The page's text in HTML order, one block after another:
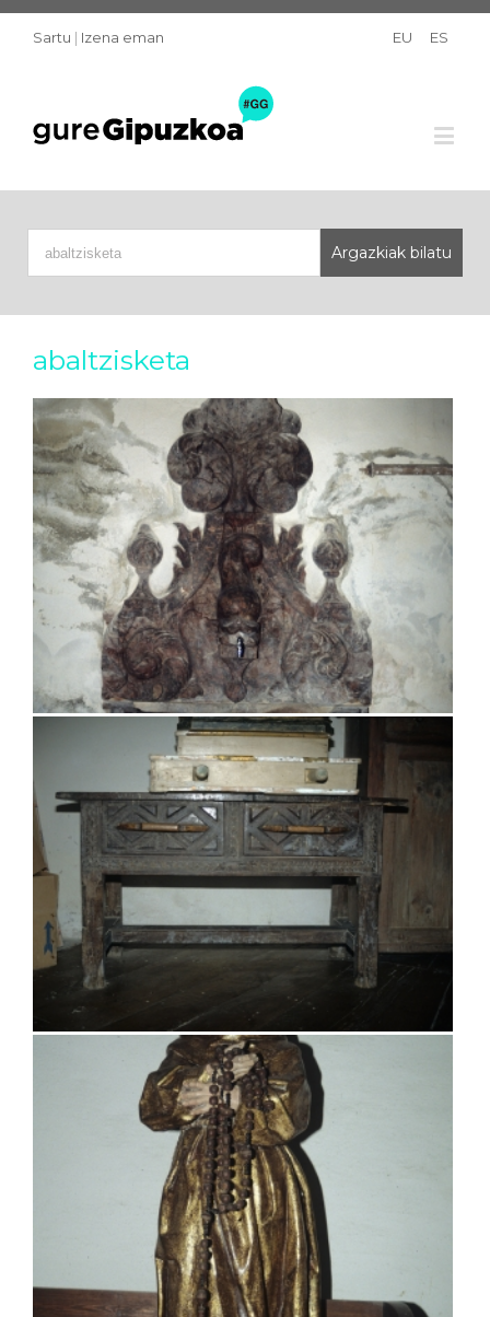
Sartu | Izena eman EU ES
abaltzisketa